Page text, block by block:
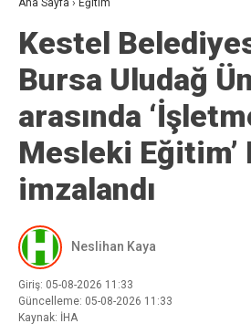
Kestel
Bursa Uludağ
arasında
Mesleki Eğitim’
imzalandı
Neslihan Kaya
Giriş: 05-08-2026 11:33
Güncelleme: 05-08-2026 11:33
Kaynak: İHA